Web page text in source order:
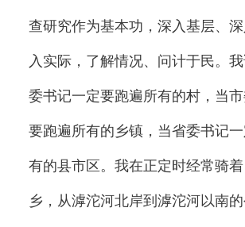
查研究作为基本功，深入基层、
入实际，了解情况、问计于民。
委书记一定要跑遍所有的村，当
要跑遍所有的乡镇，当省委书记
有的县市区。我在正定时经常骑
乡，从滹沱河北岸到滹沱河以南